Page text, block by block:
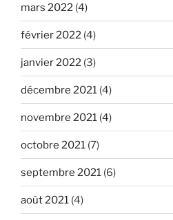
mars 2022 (4)
février 2022 (4)
janvier 2022 (3)
décembre 2021 (4)
novembre 2021 (4)
octobre 2021 (7)
septembre 2021 (6)
août 2021 (4)